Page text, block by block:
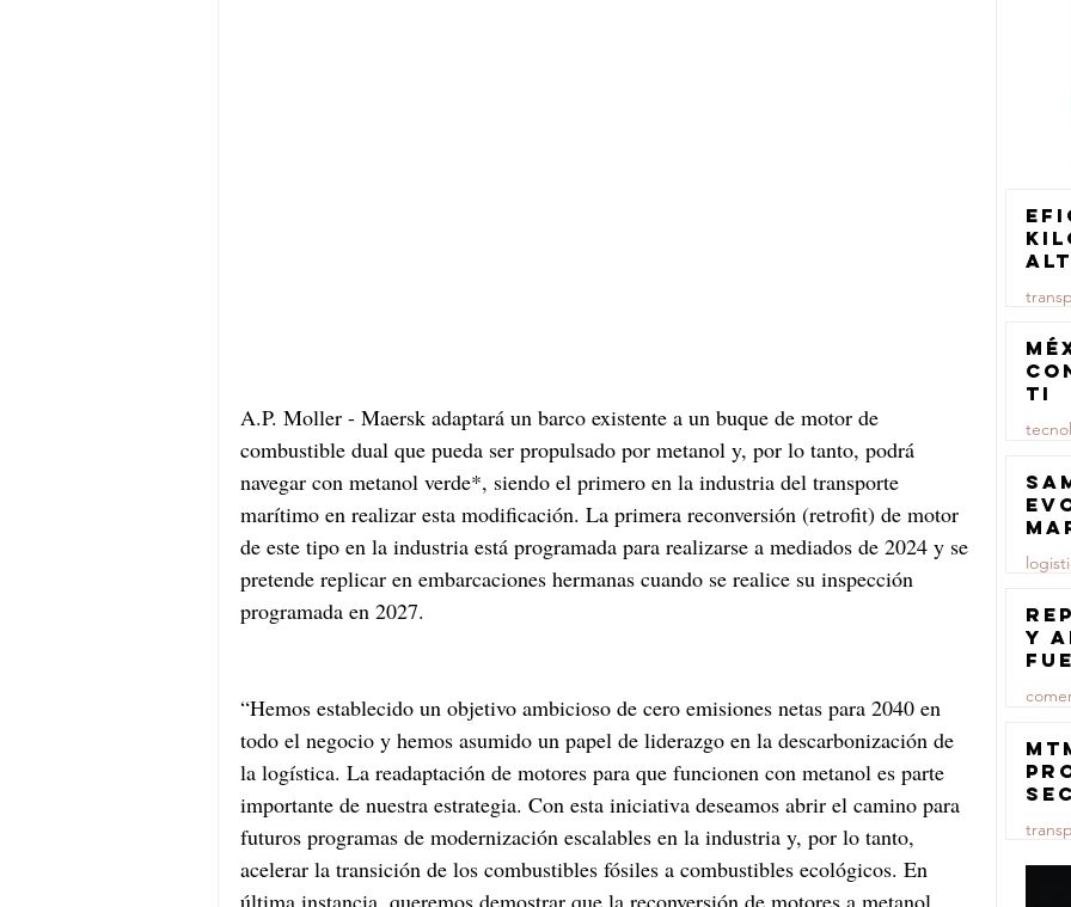
A.P. Moller - Maersk adaptará un barco existente a un buque de motor de
combustible dual que pueda ser propulsado por metanol y, por lo tanto, podrá
navegar con metanol verde*, siendo el primero en la industria del transporte
marítimo en realizar esta modificación. La primera reconversión (retrofit) de motor
de este tipo en la industria está programada para realizarse a mediados de 2024 y se
pretende replicar en embarcaciones hermanas cuando se realice su inspección
programada en 2027.
“Hemos establecido un objetivo ambicioso de cero emisiones netas para 2040 en
todo el negocio y hemos asumido un papel de liderazgo en la descarbonización de
la logística. La readaptación de motores para que funcionen con metanol es parte
importante de nuestra estrategia. Con esta iniciativa deseamos abrir el camino para
futuros programas de modernización escalables en la industria y, por lo tanto,
acelerar la transición de los combustibles fósiles a combustibles ecológicos. En
23 jul
TI
23 jul
23 jul
y
23 jul